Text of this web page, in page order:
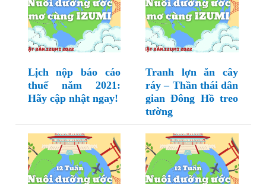
Lịch nộp báo cáo
thuế năm 2021:
Hãy cập nhật ngay!
Tranh lợn ăn cây
ráy – Thần thái dân
gian Đông Hồ treo
tường